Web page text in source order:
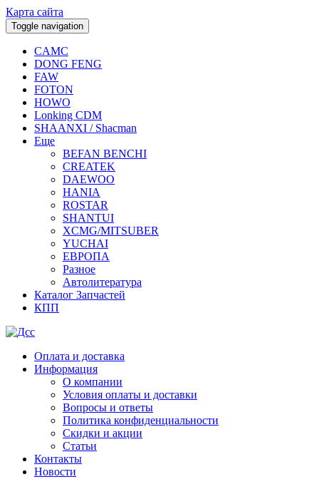
Карта сайта
Toggle navigation
CAMC
DONG FENG
FAW
FOTON
HOWO
Lonking CDM
SHAANXI / Shacman
Еще
BEFAN BENCHI
CREATEK
DAEWOO
HANIA
ROSTAR
SHANTUI
XCMG/MITSUBER
YUCHAI
ЕВРОПА
Разное
Aвтолитература
Каталог Запчастей
КПП
Оплата и доставка
Информация
О компании
Условия оплаты и доставки
Вопросы и ответы
Политика конфиденциальности
Скидки и акции
Статьи
Контакты
Новости